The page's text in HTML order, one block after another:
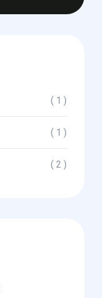
( 1 )
( 1 )
( 2 )